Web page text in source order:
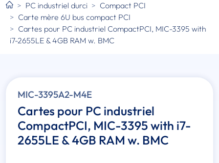
PC industriel durci
Compact PCI
Carte mère 6U bus compact PCI
Cartes pour PC industriel CompactPCI, MIC-3395 with
i7-2655LE & 4GB RAM w. BMC
MIC-3395A2-M4E
Cartes pour PC industriel
CompactPCI, MIC-3395 with i7-
2655LE & 4GB RAM w. BMC